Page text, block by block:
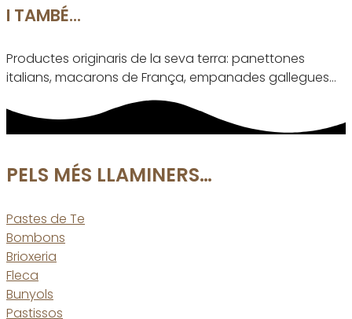
I TAMBÉ...
Productes originaris de la seva terra: panettones
italians, macarons de França, empanades gallegues…
PELS MÉS LLAMINERS…
Pastes de Te
Bombons
Brioxeria
Fleca
Bunyols
Pastissos